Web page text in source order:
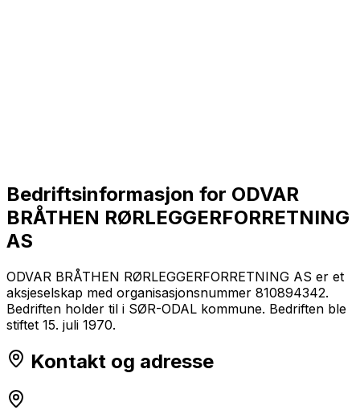
Bedriftsinformasjon for ODVAR
BRÅTHEN RØRLEGGERFORRETNING
AS
ODVAR BRÅTHEN RØRLEGGERFORRETNING AS er et
aksjeselskap med organisasjonsnummer 810894342.
Bedriften holder til i SØR-ODAL kommune. Bedriften ble
stiftet 15. juli 1970.
Kontakt og adresse